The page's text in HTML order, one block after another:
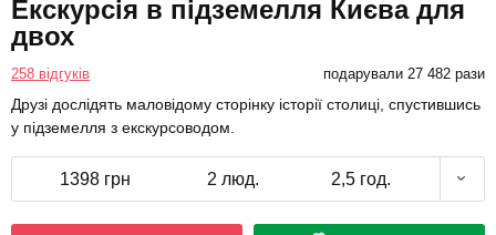
Екскурсія в підземелля Києва для
двох
258 відгуків подарували 27 482 рази
Друзі дослідять маловідому сторінку історії столиці, спустившись
у підземелля з екскурсоводом.
1398 грн 2 люд. 2,5 год.